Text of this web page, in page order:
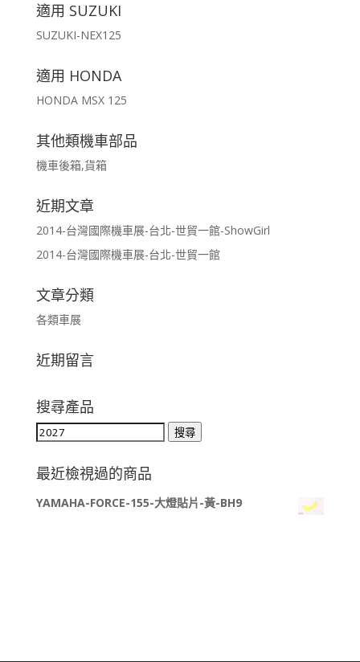
適用 SUZUKI
SUZUKI-NEX125
適用 HONDA
HONDA MSX 125
其他類機車部品
機車後箱,貨箱
近期文章
2014-台灣國際機車展-台北-世貿一館-ShowGirl
2014-台灣國際機車展-台北-世貿一館
文章分類
各類車展
近期留言
搜尋產品
搜
關
鍵
字:
搜尋
最近檢視過的商品
YAMAHA-FORCE-155-大燈貼片-黃-BH9